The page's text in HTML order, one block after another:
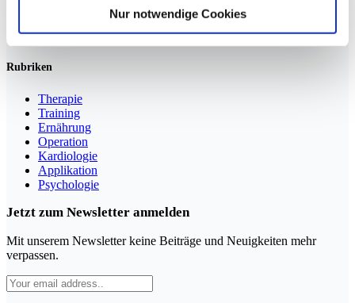
Nur notwendige Cookies
Sportmedizin für Ärzte, Therapeuten und Trainer
YouTube LinkedIn
Rubriken
Therapie
Training
Ernährung
Operation
Kardiologie
Applikation
Psychologie
Jetzt zum Newsletter anmelden
Mit unserem Newsletter keine Beiträge und Neuigkeiten mehr
verpassen.